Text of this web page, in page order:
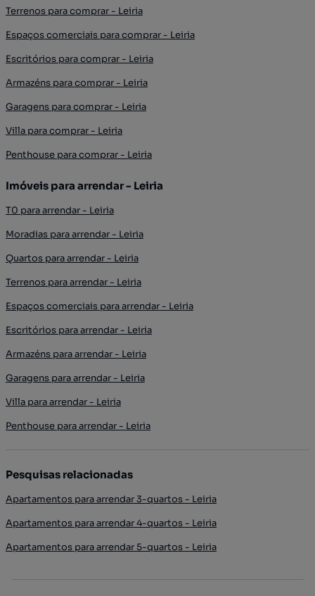
Terrenos para comprar - Leiria
Espaços comerciais para comprar - Leiria
Escritórios para comprar - Leiria
Armazéns para comprar - Leiria
Garagens para comprar - Leiria
Villa para comprar - Leiria
Penthouse para comprar - Leiria
Imóveis para arrendar - Leiria
T0 para arrendar - Leiria
Moradias para arrendar - Leiria
Quartos para arrendar - Leiria
Terrenos para arrendar - Leiria
Espaços comerciais para arrendar - Leiria
Escritórios para arrendar - Leiria
Armazéns para arrendar - Leiria
Garagens para arrendar - Leiria
Villa para arrendar - Leiria
Penthouse para arrendar - Leiria
Pesquisas relacionadas
Apartamentos para arrendar 3-quartos - Leiria
Apartamentos para arrendar 4-quartos - Leiria
Apartamentos para arrendar 5-quartos - Leiria